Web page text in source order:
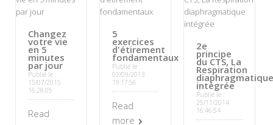
Changez
votre vie
en 5
minutes
par jour
Publié le :
15/07/2015
16:28:05
Read
5
exercices
d'étirement
fondamentaux
Publié le :
02/09/2013
19:17:56
Read
more
2e
principe
du CTS, La
Respiration
diaphragmatique
intégrée
Publié le :
25/11/2014
16:46:54